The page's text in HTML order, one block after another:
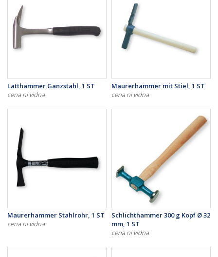
Latthammer Ganzstahl, 1 ST
cena ni vidna
Maurerhammer mit Stiel, 1 ST
cena ni vidna
Maurerhammer Stahlrohr, 1 ST
cena ni vidna
Schlichthammer 300 g Kopf Ø 32
mm, 1 ST
cena ni vidna